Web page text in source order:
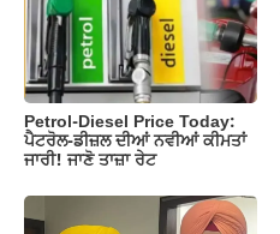
Petrol-Diesel Price Today:
ਪੈਟਰੋਲ-ਡੀਜ਼ਲ ਦੀਆਂ ਨਵੀਆਂ ਕੀਮਤਾਂ
ਜਾਰੀ! ਜਾਣੋ ਤਾਜ਼ਾ ਰੇਟ